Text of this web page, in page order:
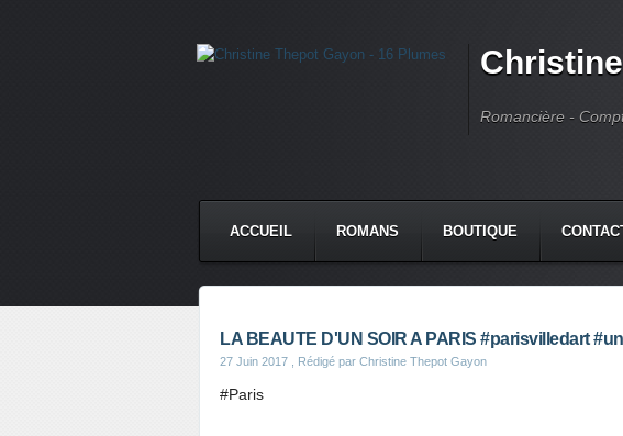
Romancière -
ACCUEIL ROMANS BOUTIQUE
LA BEAUTE D'UN SOIR A PARIS #parisvilledart
27 Juin 2017 , Rédigé par Christine Thepot Gayon
#Paris